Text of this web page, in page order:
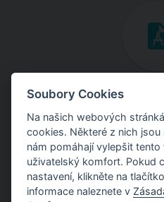
Inženýrské
Stáhněte si manuály s
použití
Soubory Cookies
Na našich webových
cookies. Některé z nich
nám pomáhají vylepšit
uživatelský komfort. Pokud
nastavení, klikněte na
informace naleznete v